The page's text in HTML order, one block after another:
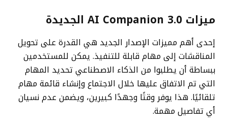
ميزات AI Companion 3.0 الجديدة
إحدى أهم مميزات الإصدار الجديد هي القدرة على تحويل
المناقشات إلى مهام قابلة للتنفيذ. يمكن للمستخدمين
ببساطة أن يطلبوا من الذكاء الاصطناعي تحديد المهام
التي تم الاتفاق عليها خلال الاجتماع وإنشاء قائمة مهام
تلقائيًا. هذا يوفر وقتًا وجهدًا كبيرين، ويضمن عدم نسيان
أي تفاصيل مهمة.